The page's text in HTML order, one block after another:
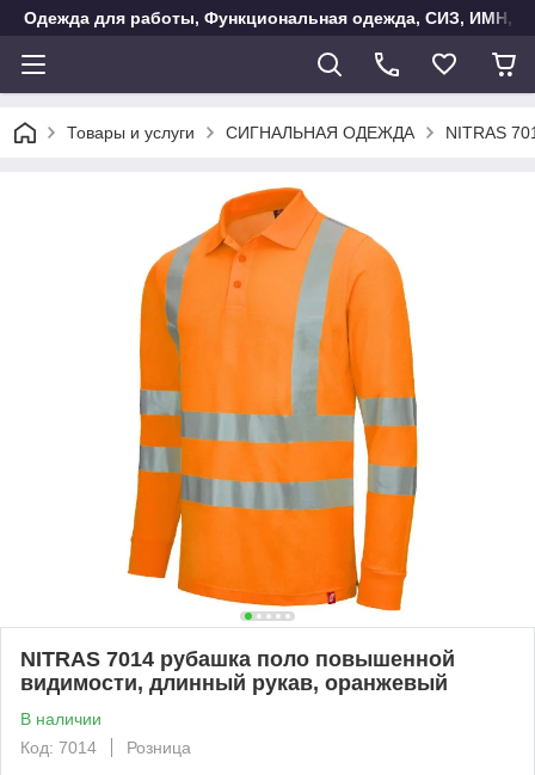
Одежда для работы, Функциональная одежда, СИЗ, ИМН,
Товары и услуги СИГНАЛЬНАЯ ОДЕЖДА NITRAS
NITRAS 7014 рубашка поло повышенной
видимости, длинный рукав, оранжевый
В наличии
Код: 7014
Розница